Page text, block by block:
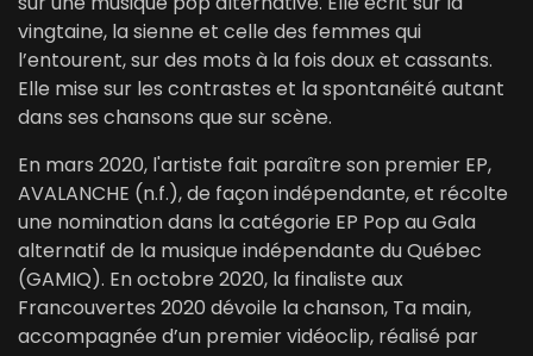
vingtaine, la sienne et celle des femmes qui
l’entourent, sur des mots à la fois doux et cassants.
Elle mise sur les contrastes et la spontanéité autant
dans ses chansons que sur scène.
En mars 2020, l'artiste fait paraître son premier EP,
AVALANCHE (n.f.), de façon indépendante, et récolte
une nomination dans la catégorie EP Pop au Gala
alternatif de la musique indépendante du Québec
(GAMIQ). En octobre 2020, la finaliste aux
Francouvertes 2020 dévoile la chanson, Ta main,
accompagnée d’un premier vidéoclip, réalisé par